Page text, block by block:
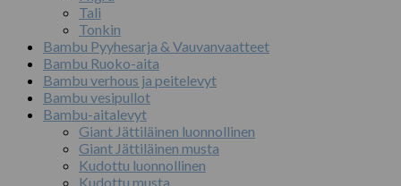
Tali
Tonkin
Bambu Pyyhesarja & Vauvanvaatteet
Bambu Ruoko-aita
Bambu verhous ja peitelevyt
Bambu vesipullot
Bambu-aitalevyt
Giant Jättiläinen luonnollinen
Giant Jättiläinen musta
Kudottu luonnollinen
Kudottu musta